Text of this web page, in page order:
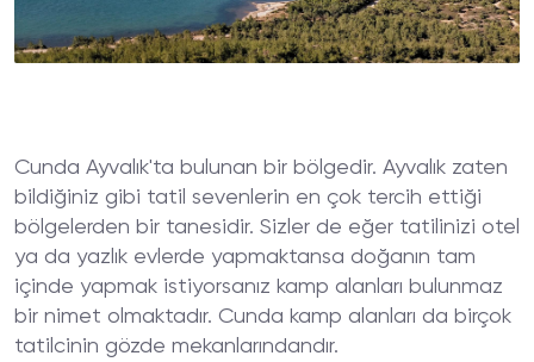
Cunda Ayvalık'ta bulunan bir bölgedir. Ayvalık zaten
bildiğiniz gibi tatil sevenlerin en çok tercih ettiği
bölgelerden bir tanesidir. Sizler de eğer tatilinizi otel
ya da yazlık evlerde yapmaktansa doğanın tam
içinde yapmak istiyorsanız kamp alanları bulunmaz
bir nimet olmaktadır. Cunda kamp alanları da birçok
tatilcinin gözde mekanlarındandır.